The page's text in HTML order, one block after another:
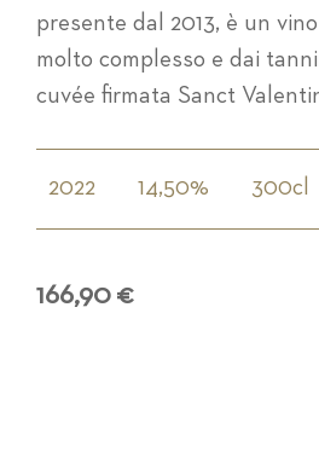
presente dal 2013, è un
molto complesso e dai
cuvée firmata Sanct
2022 14,50% 300cl
166,90 €